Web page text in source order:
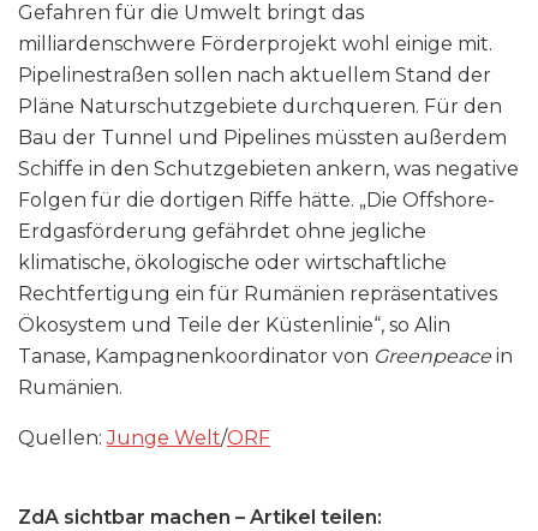
Gefahren für die Umwelt bringt das
milliardenschwere Förderprojekt wohl einige mit.
Pipelinestraßen sollen nach aktuellem Stand der
Pläne Naturschutzgebiete durchqueren. Für den
Bau der Tunnel und Pipelines müssten außerdem
Schiffe in den Schutzgebieten ankern, was negative
Folgen für die dortigen Riffe hätte. „Die Offshore-
Erdgasförderung gefährdet ohne jegliche
klimatische, ökologische oder wirtschaftliche
Rechtfertigung ein für Rumänien repräsentatives
Ökosystem und Teile der Küstenlinie“, so Alin
Tanase, Kampagnenkoordinator von Greenpeace in
Rumänien.
Quellen:Junge Welt/ORF
ZdA sichtbar machen – Artikel teilen: